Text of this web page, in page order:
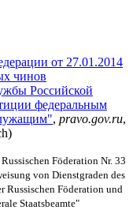
от 27.01.2014
чинов
Российской
федеральным
, pravo.gov.ru,
Föderation Nr. 33
von Dienstgraden des
Russischen Föderation und
Staatsbeamte"